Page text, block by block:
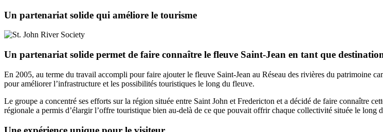
Un partenariat solide qui améliore le tourisme
Un partenariat solide permet de faire connaître le fleuve Saint-Jean en tant que
En 2005, au terme du travail accompli pour faire ajouter le fleuve Saint-Jean au Réseau des rivières du patrimoine
pour améliorer l’infrastructure et les possibilités touristiques le long du fleuve.
Le groupe a concentré ses efforts sur la région située entre Saint John et Fredericton et a décidé de faire connaître
régionale a permis d’élargir l’offre touristique bien au-delà de ce que pouvait offrir chaque collectivité située le long